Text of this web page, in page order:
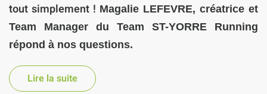
tout simplement ! Magalie LEFEVRE, créatrice et
Team Manager du Team ST-YORRE Running
répond à nos questions.
Lire la suite